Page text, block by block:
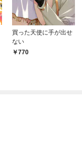
買った天使に手が出せ
ない
770